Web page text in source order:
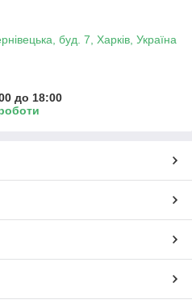
буд. 7, Харків, Україна
до 18:00